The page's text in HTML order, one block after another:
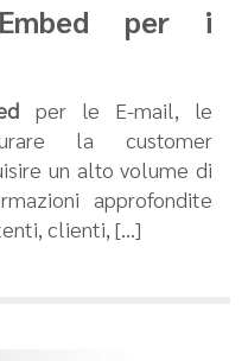
per i
per le E-mail, le
la customer
un alto volume di
approfondite
clienti, [...]